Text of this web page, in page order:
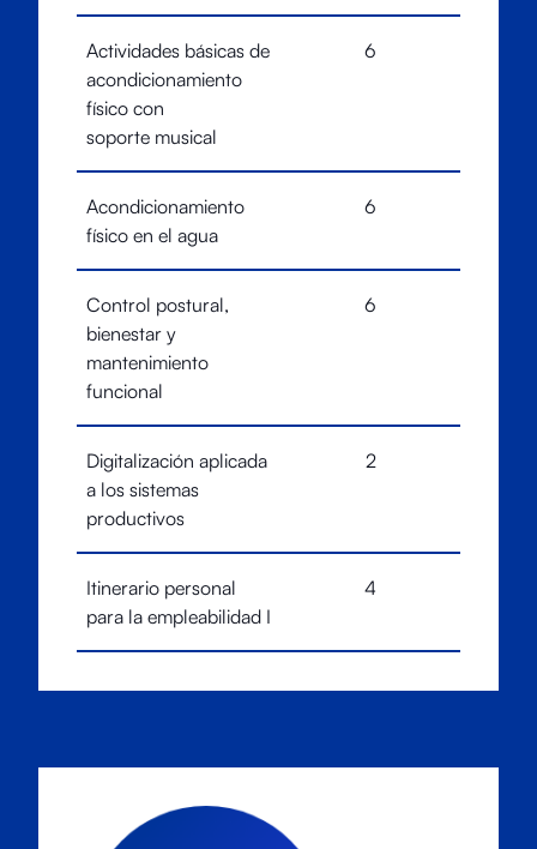
Actividades básicas de
acondicionamiento
físico con
soporte musical
6
Acondicionamiento
físico en el agua
6
Control postural,
bienestar y
mantenimiento
funcional
6
Digitalización aplicada
a los sistemas
productivos
2
Itinerario personal
para la empleabilidad I
4